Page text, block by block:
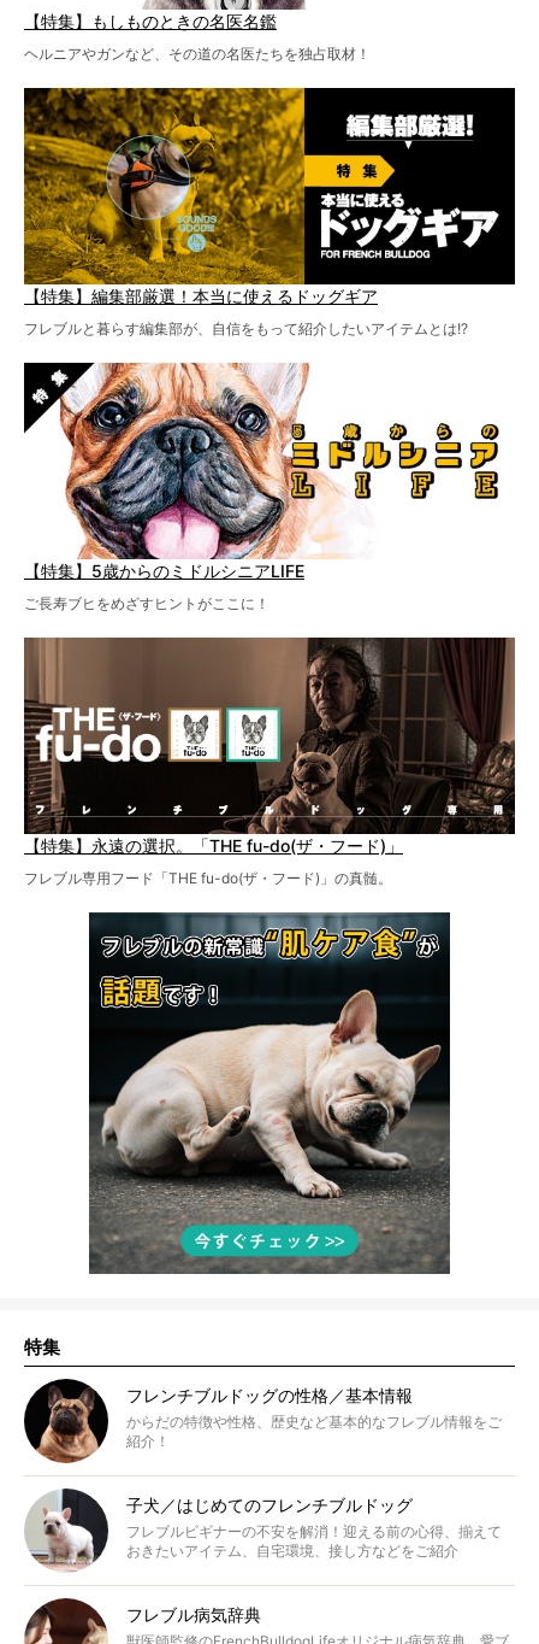
【特集】もしものときの名医名鑑
ヘルニアやガンなど、その道の名医たちを独占取材！
【特集】編集部厳選！本当に使えるドッグギア
フレブルと暮らす編集部が、自信をもって紹介したいアイテムとは!?
【特集】5歳からのミドルシニアLIFE
ご長寿ブヒをめざすヒントがここに！
【特集】永遠の選択。「THE fu-do(ザ・フード)」
フレブル専用フード「THE fu-do(ザ・フード)」の真髄。
特集
フレンチブルドッグの性格／基本情報
からだの特徴や性格、歴史など基本的なフレブル情報をご
紹介！
子犬／はじめてのフレンチブルドッグ
フレブルビギナーの不安を解消！迎える前の心得、揃えて
おきたいアイテム、自宅環境、接し方などをご紹介
フレブル病気辞典